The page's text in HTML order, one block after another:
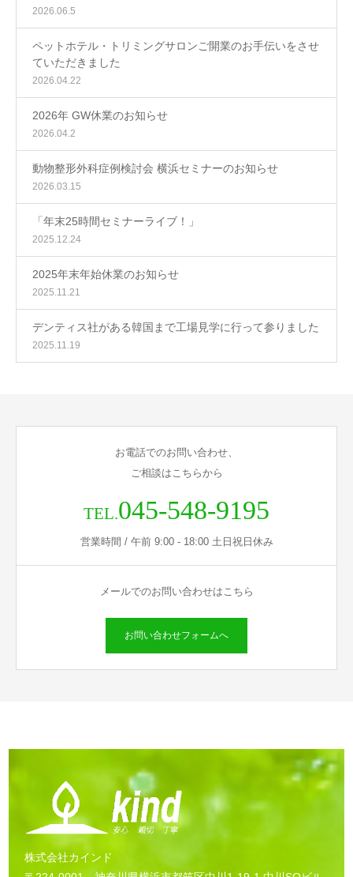
2026.06.5
ペットホテル・トリミングサロンご開業のお手伝いをさせ
ていただきました
2026.04.22
2026年 GW休業のお知らせ
2026.04.2
動物整形外科症例検討会 横浜セミナーのお知らせ
2026.03.15
「年末25時間セミナーライブ！」
2025.12.24
2025年末年始休業のお知らせ
2025.11.21
デンティス社がある韓国まで工場見学に行って参りました
2025.11.19
お電話でのお問い合わせ、
ご相談はこちらから
TEL.045-548-9195
営業時間 / 午前 9:00 - 18:00 土日祝日休み
メールでのお問い合わせはこちら
お問い合わせフォームへ
株式会社カインド